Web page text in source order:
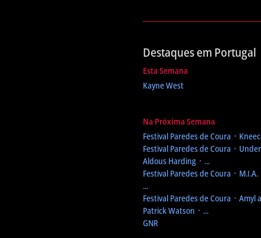
Destaques em Portugal
Esta Semana
Kayne West
Na Próxima Semana
Festival Paredes de Coura ᛫
Festival Paredes de Coura ᛫
Aldous Harding ᛫ ...
Festival Paredes de Coura ᛫
...
Festival Paredes de Coura ᛫ Amyl
Patrick Watson ᛫ ...
GNR